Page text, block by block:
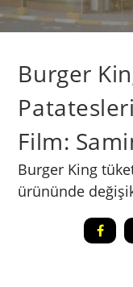
Burger
Film:
Burger King
ürününde